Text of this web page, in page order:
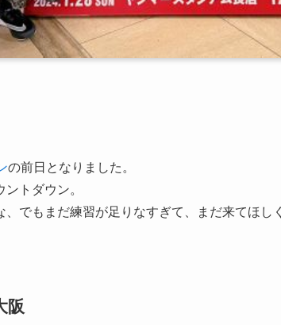
の前日となりました。
トダウン。
でもまだ練習が足りなすぎて、まだ来てほし
阪